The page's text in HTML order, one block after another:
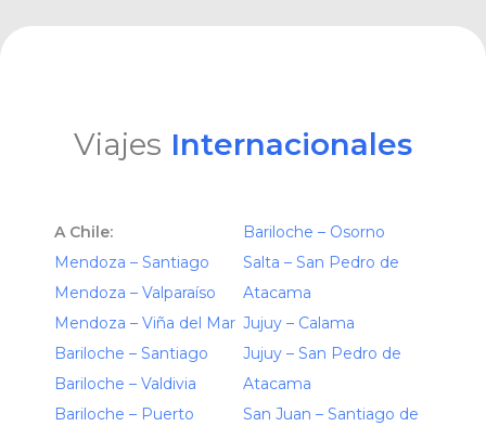
Viajes Internacionales
A Chile:
Mendoza – Santiago
Mendoza – Valparaíso
Mendoza – Viña del Mar
Bariloche – Santiago
Bariloche – Valdivia
Bariloche – Puerto
Bariloche – Osorno
Salta – San Pedro de
Atacama
Jujuy – Calama
Jujuy – San Pedro de
Atacama
San Juan – Santiago de